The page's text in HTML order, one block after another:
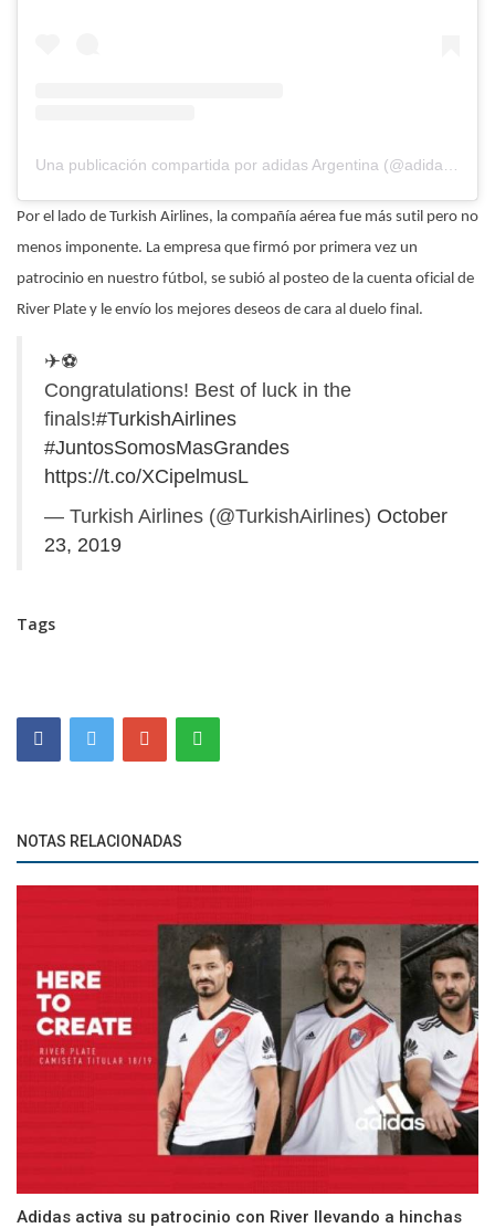
Por el lado de Turkish Airlines, la compañía aérea fue más sutil pero no
menos imponente. La empresa que firmó por primera vez un
patrocinio en nuestro fútbol, se subió al posteo de la cuenta oficial de
River Plate y le envío los mejores deseos de cara al duelo final.
✈⚽
Congratulations! Best of luck in the
finals!#TurkishAirlines
#JuntosSomosMasGrandes
https://t.co/XCipelmusL
— Turkish Airlines (@TurkishAirlines) October
23, 2019
Tags
NOTAS RELACIONADAS
Adidas activa su patrocinio con River llevando a hinchas